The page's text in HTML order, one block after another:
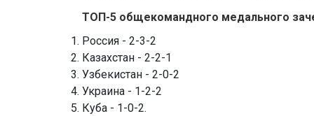
ТОП-5 общекомандного медального
Россия - 2-3-2
Казахстан - 2-2-1
Узбекистан - 2-0-2
Украина - 1-2-2
Куба - 1-0-2.